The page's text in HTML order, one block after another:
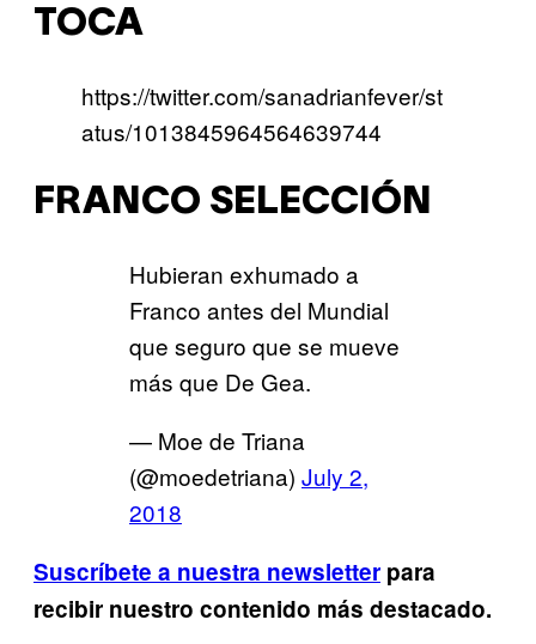
TOCA
https://twitter.com/sanadrianfever/st
atus/1013845964564639744
FRANCO SELECCIÓN
Hubieran exhumado a
Franco antes del Mundial
que seguro que se mueve
más que De Gea.
— Moe de Triana
(@moedetriana) July 2,
2018
Suscríbete a nuestra newsletter para
recibir nuestro contenido más destacado.